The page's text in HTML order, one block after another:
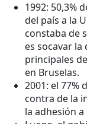
1992: 50,3%
del país a la
constaba de
es socavar
principales
en Bruselas.
2001: el 77%
contra de la
la adhesión a